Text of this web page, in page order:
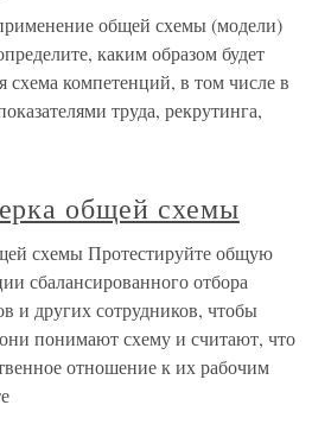
общей схемы (модели)
каким образом будет
схема компетенций, в том числе в
труда, рекрутинга,
общей схемы
схемы Протестируйте общую
сбалансированного отбора
и других сотрудников, чтобы
понимают схему и считают, что
отношение к их рабочим